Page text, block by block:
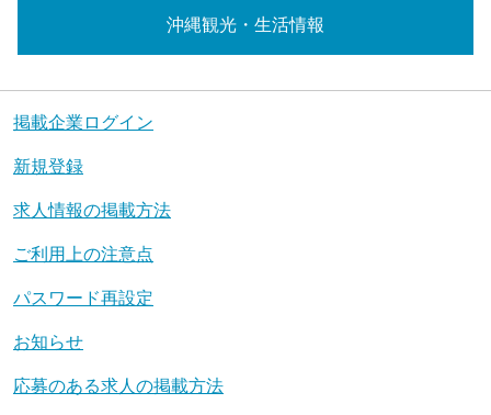
沖縄観光・生活情報
掲載企業ログイン
新規登録
求人情報の掲載方法
ご利用上の注意点
パスワード再設定
お知らせ
応募のある求人の掲載方法